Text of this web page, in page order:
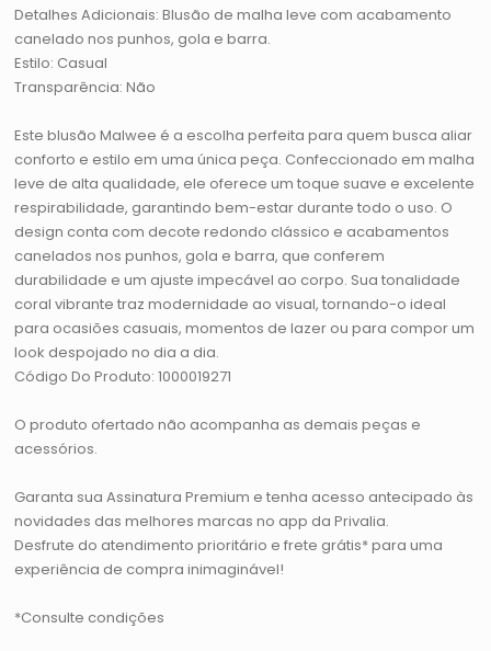
Detalhes Adicionais: Blusão de malha leve com acabamento
canelado nos punhos, gola e barra.
Estilo: Casual
Transparência: Não
Este blusão Malwee é a escolha perfeita para quem busca aliar
conforto e estilo em uma única peça. Confeccionado em malha
leve de alta qualidade, ele oferece um toque suave e excelente
respirabilidade, garantindo bem-estar durante todo o uso. O
design conta com decote redondo clássico e acabamentos
canelados nos punhos, gola e barra, que conferem
durabilidade e um ajuste impecável ao corpo. Sua tonalidade
coral vibrante traz modernidade ao visual, tornando-o ideal
para ocasiões casuais, momentos de lazer ou para compor um
look despojado no dia a dia.
Código Do Produto: 1000019271
O produto ofertado não acompanha as demais peças e
acessórios.
Garanta sua Assinatura Premium e tenha acesso antecipado às
novidades das melhores marcas no app da Privalia.
Desfrute do atendimento prioritário e frete grátis* para uma
experiência de compra inimaginável!
*Consulte condições